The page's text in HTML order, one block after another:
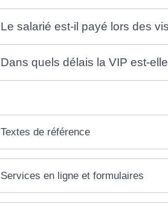
Le salarié est-il payé lors des
Dans quels délais la VIP est-
Textes de référence
Services en ligne et formulaires